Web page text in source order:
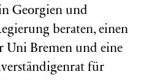
Georgien und
beraten, einen
Uni Bremen und eine
für